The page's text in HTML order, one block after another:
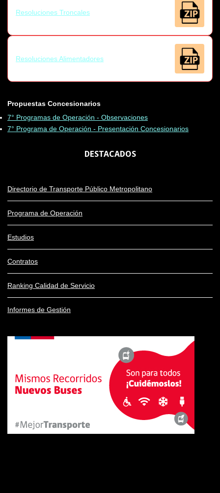
Resoluciones Troncales
Resoluciones Alimentadores
Propuestas Concesionarios
7° Programas de Operación - Observaciones
7° Programa de Operación - Presentación Concesionarios
DESTACADOS
Directorio de Transporte Público Metropolitano
Programa de Operación
Estudios
Contratos
Ranking Calidad de Servicio
Informes de Gestión